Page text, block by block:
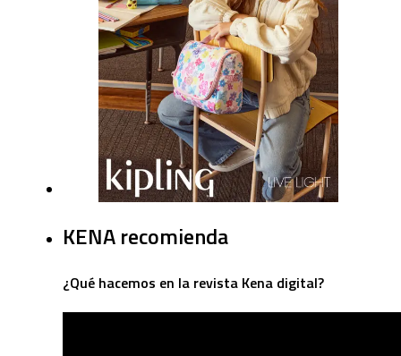
KENA recomienda
¿Qué hacemos en la revista Kena digital?